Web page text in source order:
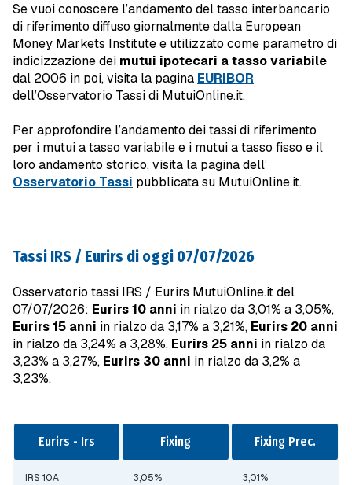
Se vuoi conoscere l’andamento del tasso interbancario
di riferimento diffuso giornalmente dalla European
Money Markets Institute e utilizzato come parametro di
indicizzazione dei mutui ipotecari a tasso variabile
dal 2006 in poi, visita la pagina EURIBOR
dell’Osservatorio Tassi di MutuiOnline.it.
Per approfondire l’andamento dei tassi di riferimento
per i mutui a tasso variabile e i mutui a tasso fisso e il
loro andamento storico, visita la pagina dell’
Osservatorio Tassi pubblicata su MutuiOnline.it.
Tassi IRS / Eurirs di oggi 07/07/2026
Osservatorio tassi IRS / Eurirs MutuiOnline.it del
07/07/2026: Eurirs 10 anni in rialzo da 3,01% a 3,05%,
Eurirs 15 anni in rialzo da 3,17% a 3,21%, Eurirs 20 anni
in rialzo da 3,24% a 3,28%, Eurirs 25 anni in rialzo da
3,23% a 3,27%, Eurirs 30 anni in rialzo da 3,2% a
3,23%.
Eurirs - Irs Fixing Fixing Prec.
IRS 10A 3,05% 3,01%